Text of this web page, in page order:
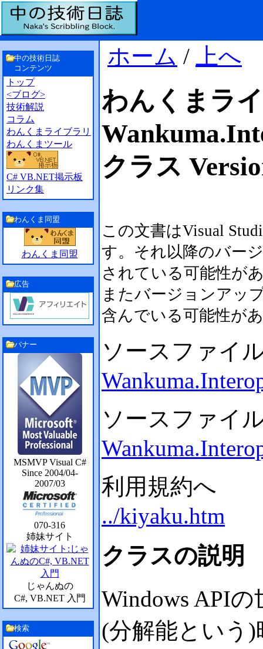
ホーム / 上へ
わんくまラ
クラス
この文書はVisual
す。それ以降のバー
されている可能性が
またバージョンアッ
含んでいる可能性が
ソースファイ
ソースファイ
利用規約へ
../kiyaku.htm
クラスの説明
Windows API
(分解能という
中の技術日誌
コンテンツ
トップ
<ブログ>
技術解説
コラム
わんくまライブラリ
わんくまツール
C# VB.NET掲示板
リンク集
わんくま同盟
わんくま同盟
広告
バナー
MSMVP Visual C#
Since 2004/04-
2007/03
070-316
姉妹サイト
じゃんぬの
C#, VB.NET 入門
検索